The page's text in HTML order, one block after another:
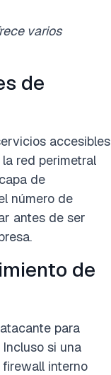
varios
de
accesibles
red perimetral
de
número de
antes de ser
de
para
si una
firewall interno